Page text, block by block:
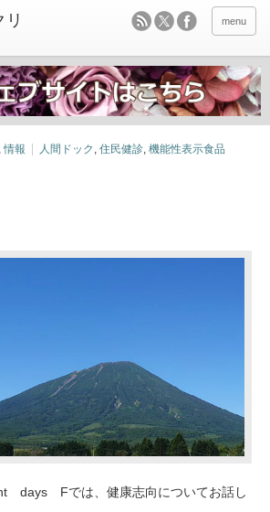
menu
,情報 人間ドック , 住民健診, 機能性表示食品
days Fでは、健康志向についてお話し